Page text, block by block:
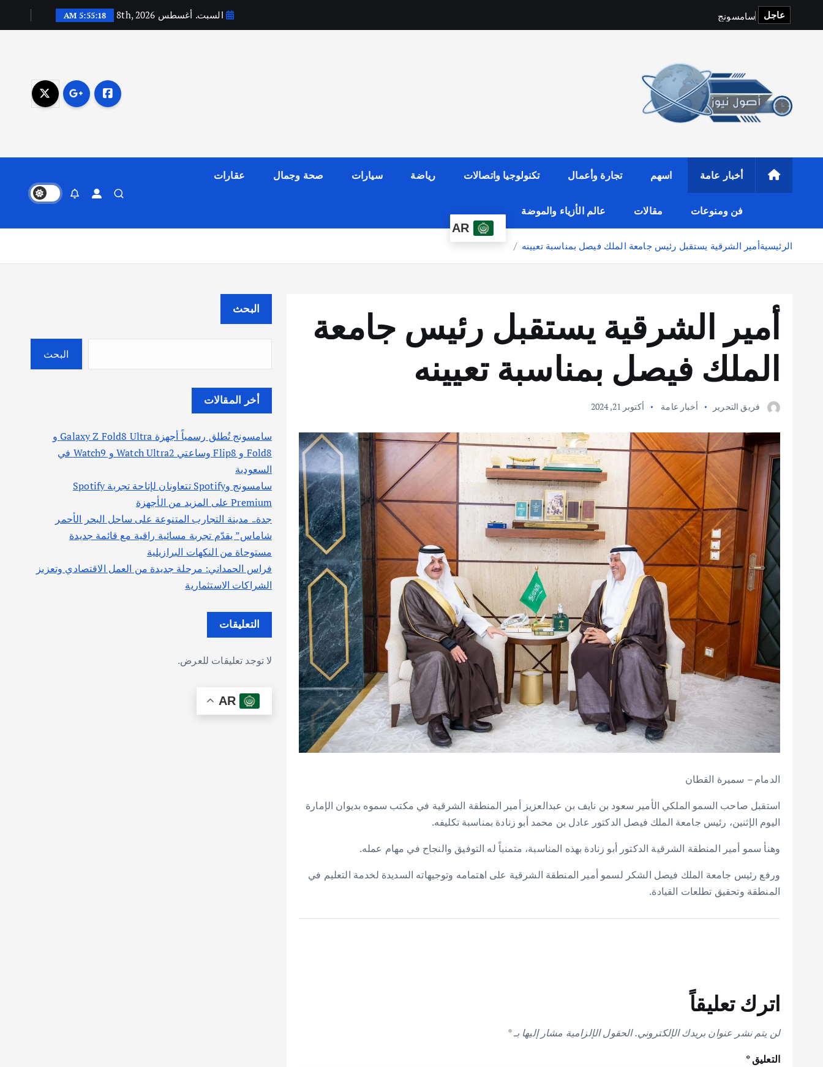
ى
عاجل سامسونج السبت. أغسطس 8th, 2026 5:55:19 AM
أخبار عامة اسهم تجارة وأعمال تكنولوجيا واتصالات رياضة سيارات صحة وجمال عقارات
فن ومنوعات مقالات
عالم الأزياء والموضة
AR
الرئيسيةأمير الشرقية يستقبل رئيس جامعة الملك فيصل بمناسبة تعيينه
أمير الشرقية يستقبل رئيس جامعة
الملك فيصل بمناسبة تعيينه
فريق التحرير أخبار عامة أكتوبر 21, 2024
الدمام – سميرة القطان
استقبل صاحب السمو الملكي الأمير سعود بن نايف بن عبدالعزيز أمير المنطقة الشرقية في مكتب سموه بديوان الإمارة
اليوم الإثنين، رئيس جامعة الملك فيصل الدكتور عادل بن محمد أبو زنادة بمناسبة تكليفه.
وهنأ سمو أمير المنطقة الشرقية الدكتور أبو زنادة بهذه المناسبة، متمنياً له التوفيق والنجاح في مهام عمله.
ورفع رئيس جامعة الملك فيصل الشكر لسمو أمير المنطقة الشرقية على اهتمامه وتوجيهاته السديدة لخدمة التعليم في
المنطقة وتحقيق تطلعات القيادة.
اترك تعليقاً
لن يتم نشر عنوان بريدك الإلكتروني. الحقول الإلزامية مشار إليها بـ*
التعليق*
البحث
البحث
أخر المقالات
سامسونج تُطلق رسمياً أجهزة Galaxy Z Fold8 Ultra و
Fold8 و Flip8 وساعتي Watch Ultra2 و Watch9 في
السعودية
سامسونج وSpotify تتعاونان لإتاحة تجربة Spotify
Premium على المزيد من الأجهزة
جدة.. مدينة التجارب المتنوعة على ساحل البحر الأحمر
شاماس” يقدّم تجربة مسائية راقية مع قائمة جديدة
مستوحاة من النكهات البرازيلية
فراس الحمداني: مرحلة جديدة من العمل الاقتصادي وتعزيز
الشراكات الاستثمارية
التعليقات
لا توجد تعليقات للعرض.
AR